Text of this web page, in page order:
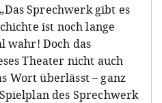
Sprechwerk gibt es
ist noch lange
wahr! Doch das
Theater nicht auch
Wort überlässt – ganz
des Sprechwerk